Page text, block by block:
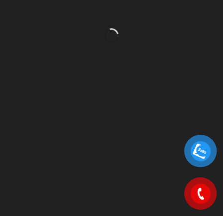
TẠI VIỆT NAM – Nổi bật vai trò của